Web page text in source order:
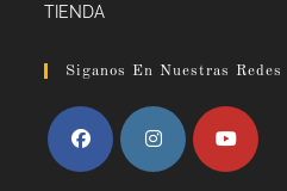
TIENDA
Siganos En Nuestras Redes